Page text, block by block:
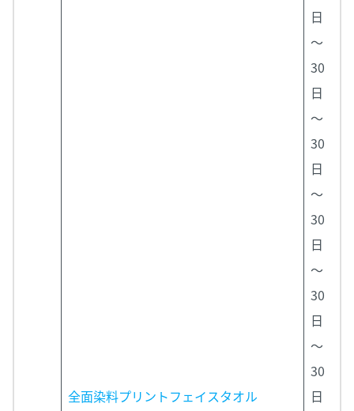
全面染料プリントフェイスタオル
日
～
30
日
～
30
日
～
30
日
～
30
日
～
30
日